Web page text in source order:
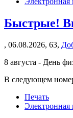
Быстрые!
, 06.08.2026, 63,
8 августа - День
В следующем
Печать
Электронная